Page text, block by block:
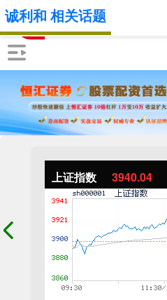
上证指数 3940.04
诚利和 相关话题